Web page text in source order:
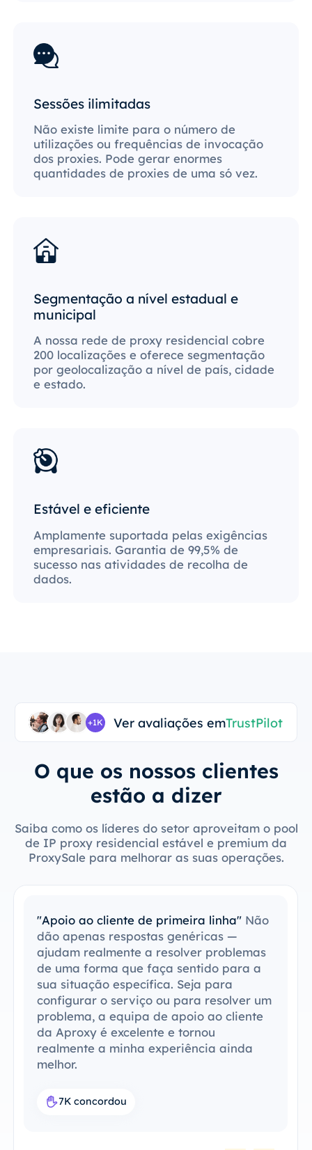
Sessões ilimitadas
Não existe limite para o número de
utilizações ou frequências de invocação
dos proxies. Pode gerar enormes
quantidades de proxies de uma só vez.
Segmentação a nível estadual e
municipal
A nossa rede de proxy residencial cobre
200 localizações e oferece segmentação
por geolocalização a nível de país, cidade
e estado.
Estável e eficiente
Amplamente suportada pelas exigências
empresariais. Garantia de 99,5% de
sucesso nas atividades de recolha de
dados.
+1K Ver avaliações emTrustPilot
O que os nossos clientes
estão a dizer
Saiba como os líderes do setor aproveitam o pool
de IP proxy residencial estável e premium da
ProxySale para melhorar as suas operações.
"Fácil de integrar com as minhas
ferramentas"Consegui integrar o
ProxySale na minha configuração atual
com facilidade. O processo de
configuração foi simples e intuitivo, e
consegui que tudo funcionasse sem
problemas. A compatibilidade do
ProxySale com as ferramentas que já
utilizo torna-o incrivelmente prático e
eficiente. É a solução de proxy perfeita
7.6K concordou